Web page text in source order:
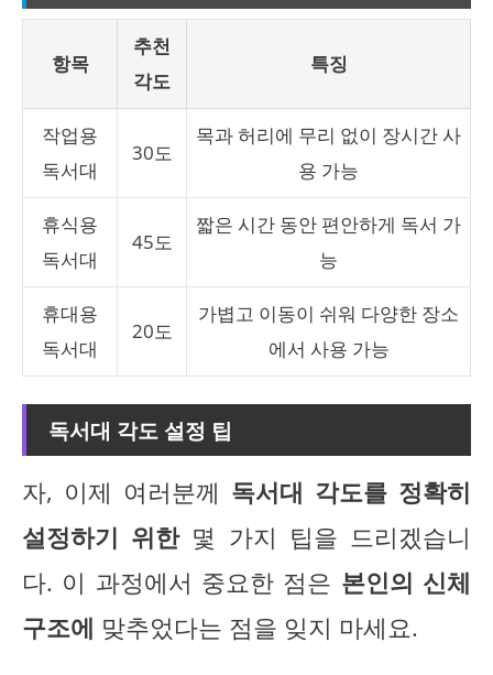
항목
추천
각도
특징
작업용
독서대
30도
목과 허리에 무리 없이 장시간 사
용 가능
휴식용
독서대
45도
짧은 시간 동안 편안하게 독서 가
능
휴대용
독서대
20도
가볍고 이동이 쉬워 다양한 장소
에서 사용 가능
독서대 각도 설정 팁
자, 이제 여러분께 독서대 각도를 정확히
설정하기 위한몇 가지 팁을 드리겠습니
다. 이 과정에서 중요한 점은 본인의 신체
구조에 맞추었다는 점을 잊지 마세요.